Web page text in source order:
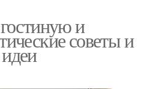
и
советы и